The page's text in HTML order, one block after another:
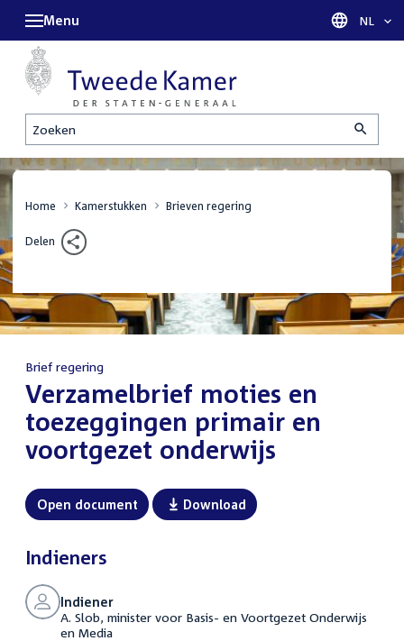
Zoeken
Menu Taal
NL
Home Kamerstukken Brieven regering
Delen
Brief regering
:Verzamelbrief moties en
toezeggingen primair en
voortgezet onderwijs
Open document Download
Indieners
Indiener
A. Slob, minister voor Basis- en Voortgezet Onderwijs
en Media